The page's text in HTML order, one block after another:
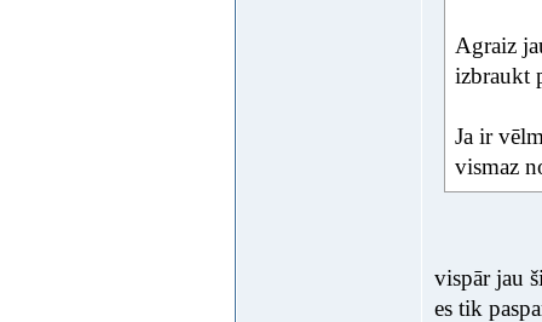
Agraiz
izbraukt
Ja ir
vismaz
vispār jau
es tik